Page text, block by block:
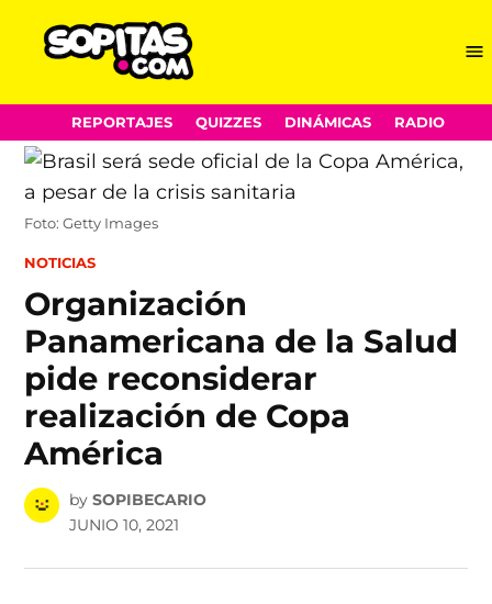
Skip
to
content
REPORTAJES QUIZZES DINÁMICAS RADIO
Foto: Getty Images
POSTED
NOTICIAS
Organización
Panamericana de la Salud
pide reconsiderar
realización de Copa
América
by SOPIBECARIO
JUNIO 10, 2021